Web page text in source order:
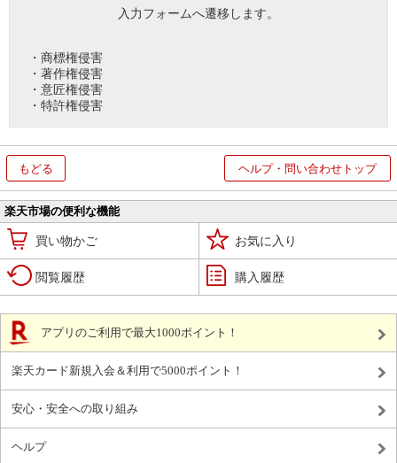
入力フォームへ遷移します。
・商標権侵害
・著作権侵害
・意匠権侵害
・特許権侵害
もどる ヘルプ・問い合わせトップ
楽天市場の便利な機能
買い物かご お気に入り
閲覧履歴 購入履歴
アプリのご利用で最大1000ポイント！
楽天カード新規入会＆利用で5000ポイント！
安心・安全への取り組み
ヘルプ